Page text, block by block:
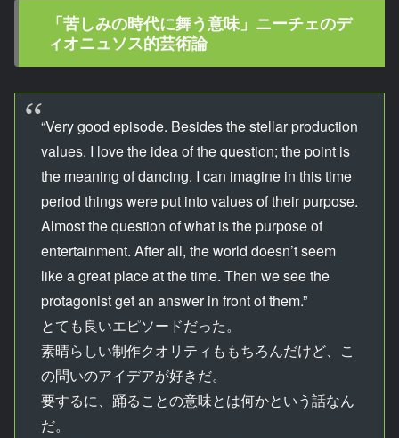
「苦しみの時代に舞う意味」ニーチェのデ
ィオニュソス的芸術論
“Very good episode. Besides the stellar production
values. I love the idea of the question; the point is
the meaning of dancing. I can imagine in this time
period things were put into values of their purpose.
Almost the question of what is the purpose of
entertainment. After all, the world doesn’t seem
like a great place at the time. Then we see the
protagonist get an answer in front of them.”
とても良いエピソードだった。
素晴らしい制作クオリティももちろんだけど、こ
の問いのアイデアが好きだ。
要するに、踊ることの意味とは何かという話なん
だ。